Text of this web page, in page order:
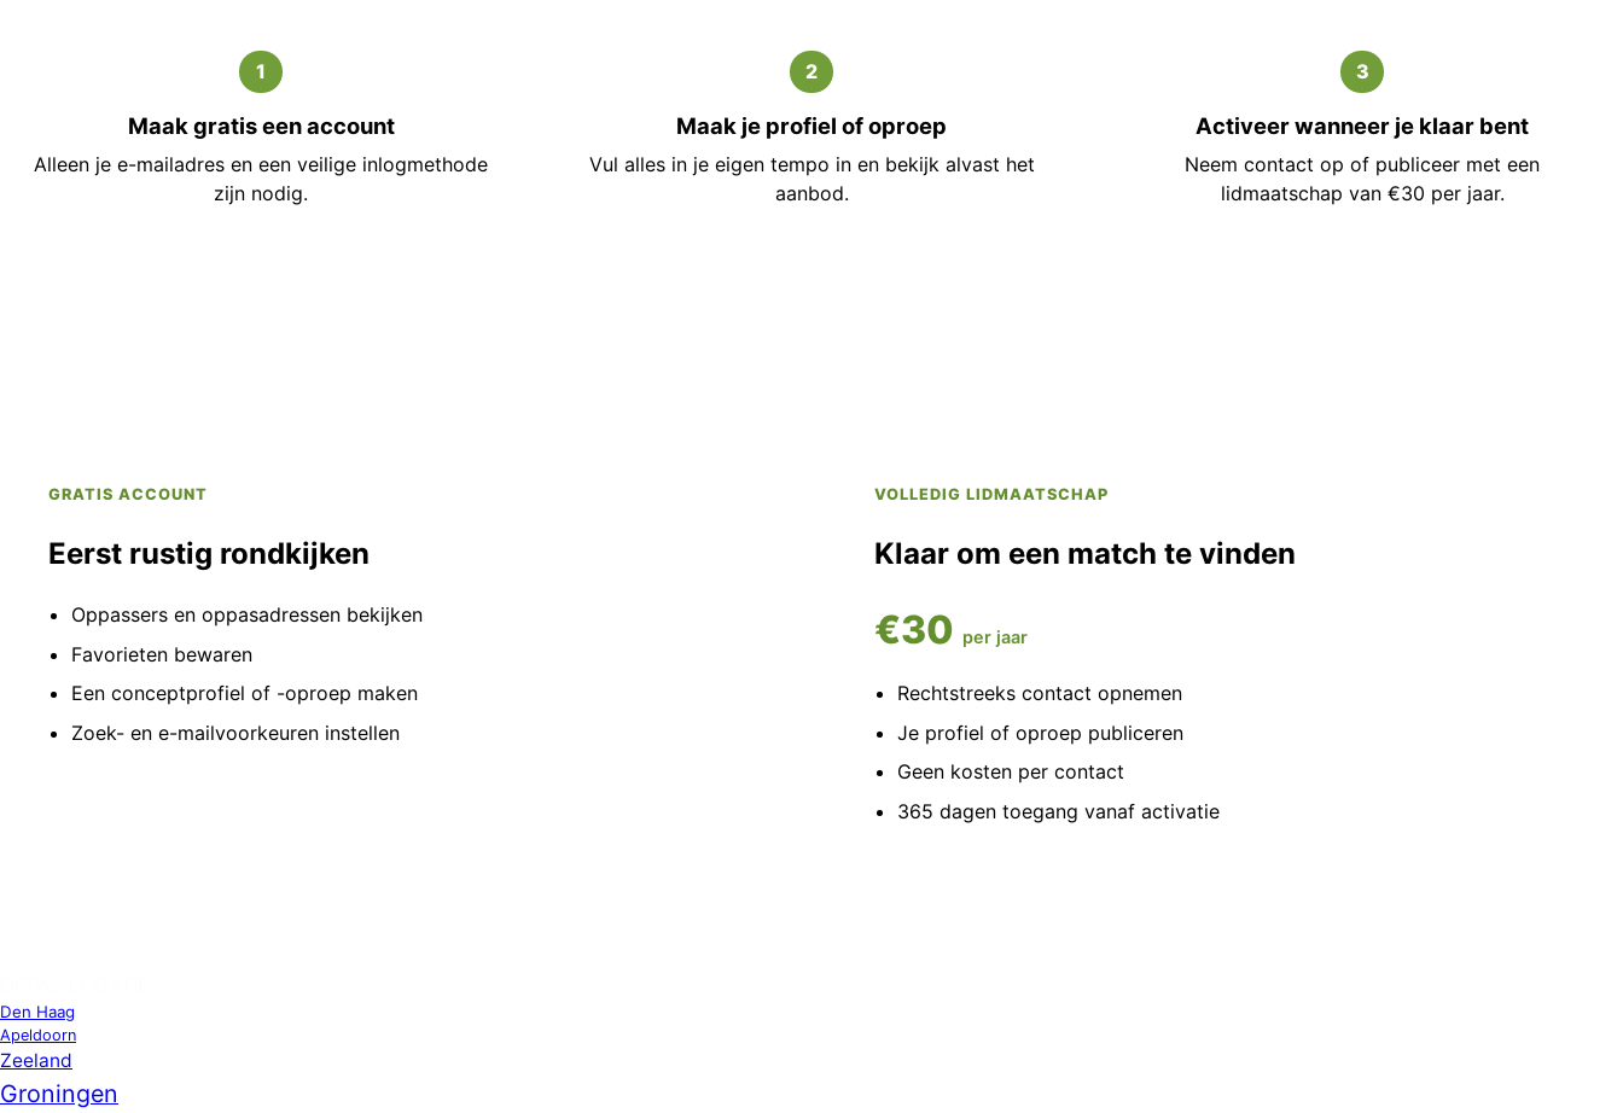
1
Maak gratis een account
Alleen je e-mailadres en een veilige inlogmethode
zijn nodig.
2
Maak je profiel of oproep
Vul alles in je eigen tempo in en bekijk alvast het
aanbod.
3
Activeer wanneer je klaar bent
Neem contact op of publiceer met een
lidmaatschap van €30 per jaar.
GRATIS ACCOUNT
Eerst rustig rondkijken
Oppassers en oppasadressen bekijken
Favorieten bewaren
Een conceptprofiel of -oproep maken
Zoek- en e-mailvoorkeuren instellen
VOLLEDIG LIDMAATSCHAP
Klaar om een match te vinden
€30 per jaar
Rechtstreeks contact opnemen
Je profiel of oproep publiceren
Geen kosten per contact
365 dagen toegang vanaf activatie
Den Haag
Apeldoorn
Zeeland
Groningen